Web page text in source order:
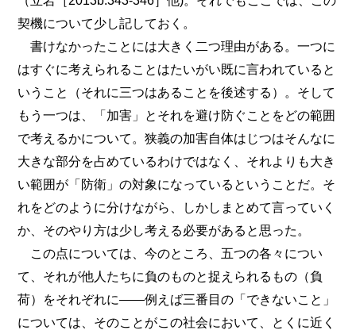
契機について少し記しておく。
書けなかったことには大きく二つ理由がある。一つに
はすぐに考えられることはたいがい既に言われていると
いうこと（それに三つはあることを後述する）。そして
もう一つは、「加害」とそれを避け防ぐことをどの範囲
で考えるかについて。狭義の加害自体はじつはそんなに
大きな部分を占めているわけではなく、それよりも大き
い範囲が「防衛」の対象になっているということだ。そ
れをどのように分けながら、しかしまとめて言っていく
か、そのやり方は少し考える必要があると思った。
この点については、今のところ、五つの各々につい
て、それが他人たちに負のものと捉えられるもの（負
荷）をそれぞれに――例えば三番目の「できないこと」
については、そのことがこの社会において、とくに近く